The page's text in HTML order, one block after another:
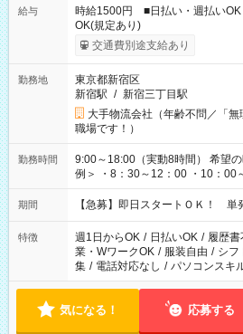
給与
時給1500円 ■日払い・週払い
OK(規定あり)
交通費別途支給あり
勤務地
東京都新宿区
新宿駅 / 新宿三丁目駅
大手物流会社（年齢不問／「
職場です！）
勤務時間
9:00～18:00（実動8時間） 希望の時間帯を選べます！ ＜シフト
例＞ ・8：30～12：00 ・10：00
・13：00～22：00 ・22：00～翌
期間 【急募】即日スタートＯＫ！ 単
特徴 週1日からOK / 日払いOK / 履歴書
業・WワークOK / 服装自由 / シフ
集 / 電話対応なし / パソコンスキ
気になる！ 応募する